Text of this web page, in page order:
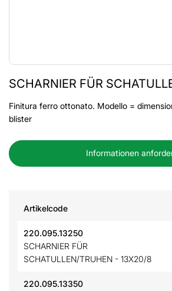
SCHARNIER FÜR
Finitura ferro ottonato. Modello =
blister
Informationen
Artikelcode
220.095.13250
SCHARNIER FÜR
SCHATULLEN/TRUHEN - 13X20/8
220.095.13350